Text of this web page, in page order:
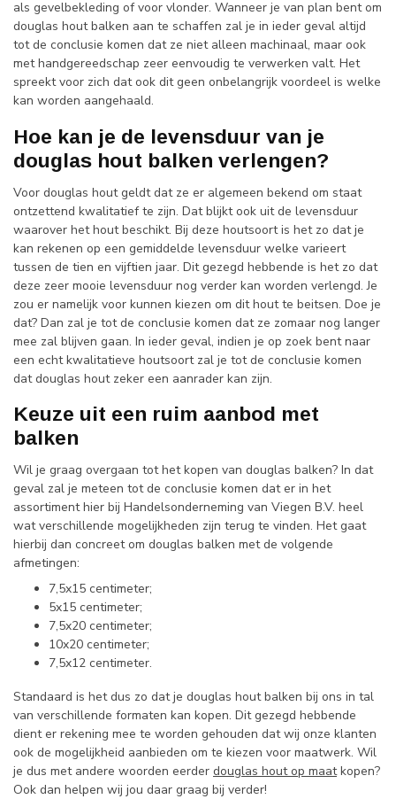
als gevelbekleding of voor vlonder. Wanneer je van plan bent om
douglas hout balken aan te schaffen zal je in ieder geval altijd
tot de conclusie komen dat ze niet alleen machinaal, maar ook
met handgereedschap zeer eenvoudig te verwerken valt. Het
spreekt voor zich dat ook dit geen onbelangrijk voordeel is welke
kan worden aangehaald.
Hoe kan je de levensduur van je
douglas hout balken verlengen?
Voor douglas hout geldt dat ze er algemeen bekend om staat
ontzettend kwalitatief te zijn. Dat blijkt ook uit de levensduur
waarover het hout beschikt. Bij deze houtsoort is het zo dat je
kan rekenen op een gemiddelde levensduur welke varieert
tussen de tien en vijftien jaar. Dit gezegd hebbende is het zo dat
deze zeer mooie levensduur nog verder kan worden verlengd. Je
zou er namelijk voor kunnen kiezen om dit hout te beitsen. Doe je
dat? Dan zal je tot de conclusie komen dat ze zomaar nog langer
mee zal blijven gaan. In ieder geval, indien je op zoek bent naar
een echt kwalitatieve houtsoort zal je tot de conclusie komen
dat douglas hout zeker een aanrader kan zijn.
Keuze uit een ruim aanbod met
balken
Wil je graag overgaan tot het kopen van douglas balken? In dat
geval zal je meteen tot de conclusie komen dat er in het
assortiment hier bij Handelsonderneming van Viegen B.V. heel
wat verschillende mogelijkheden zijn terug te vinden. Het gaat
hierbij dan concreet om douglas balken met de volgende
afmetingen:
7,5x15 centimeter;
5x15 centimeter;
7,5x20 centimeter;
10x20 centimeter;
7,5x12 centimeter.
Standaard is het dus zo dat je douglas hout balken bij ons in tal
van verschillende formaten kan kopen. Dit gezegd hebbende
dient er rekening mee te worden gehouden dat wij onze klanten
ook de mogelijkheid aanbieden om te kiezen voor maatwerk. Wil
je dus met andere woorden eerder douglas hout op maatkopen?
Ook dan helpen wij jou daar graag bij verder!